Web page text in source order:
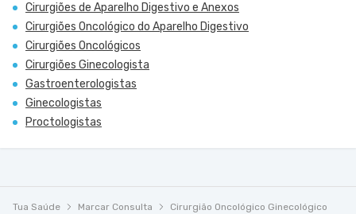
Cirurgiões de Aparelho Digestivo e Anexos
Cirurgiões Oncológico do Aparelho Digestivo
Cirurgiões Oncológicos
Cirurgiões Ginecologista
Gastroenterologistas
Ginecologistas
Proctologistas
Tua Saúde Marcar Consulta
Cirurgião Oncológico Ginecológico